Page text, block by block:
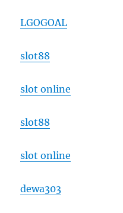
LGOGOAL
slot88
slot online
slot88
slot online
dewa303